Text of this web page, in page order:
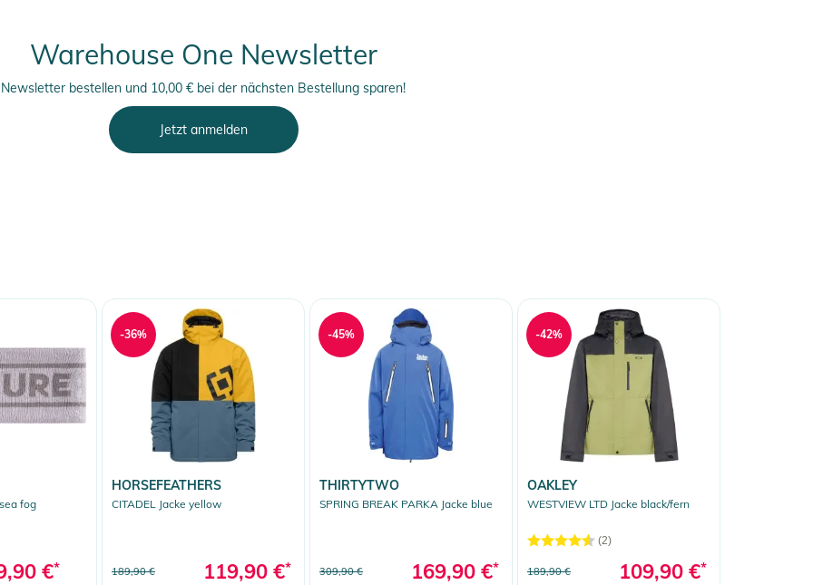
finden Sie direkt am Produkt.
Warehouse One Newsletter
Newsletter bestellen und 10,00 € bei der nächsten Bestellung sparen!
Jetzt anmelden
fog
€*
HORSEFEATHERS
CITADEL Jacke yellow
189,90 € 119,90 €*
-36%
THIRTYTWO
SPRING BREAK PARKA Jacke blue
309,90 € 169,90 €*
-45%
OAKLEY
WESTVIEW LTD Jacke black/fern
(2)
189,90 € 109,90 €*
-42%